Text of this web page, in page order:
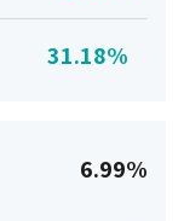
31.18%
6.99%